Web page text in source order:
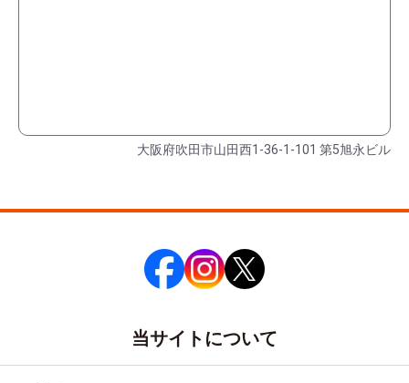
大阪府吹田市山田西1-36-1-101 第5旭永ビル
当サイトについて